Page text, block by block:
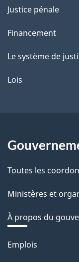
Justice pénale
Financement
Le système de
Lois
Toutes les
Ministères et
À propos du
Thèmes
Emplois